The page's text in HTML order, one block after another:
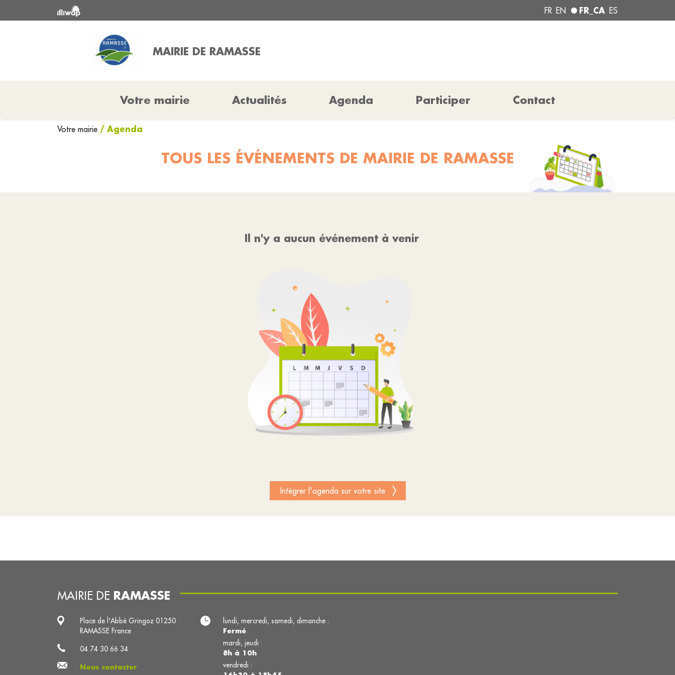
FR EN FR_CA ES
MAIRIE DE RAMASSE
Votre mairie Actualités Agenda Participer Contact
Votre mairie / Agenda
TOUS LES ÉVÉNEMENTS DE MAIRIE DE RAMASSE
Il n'y a aucun événement à venir
Intégrer l'agenda sur votre site
MAIRIE DE RAMASSE
Place de l'Abbé Gringoz 01250
RAMASSE France
04 74 30 66 34
Nous contacter
lundi, mercredi, samedi, dimanche :
Fermé
mardi, jeudi :
8h à 10h
vendredi :